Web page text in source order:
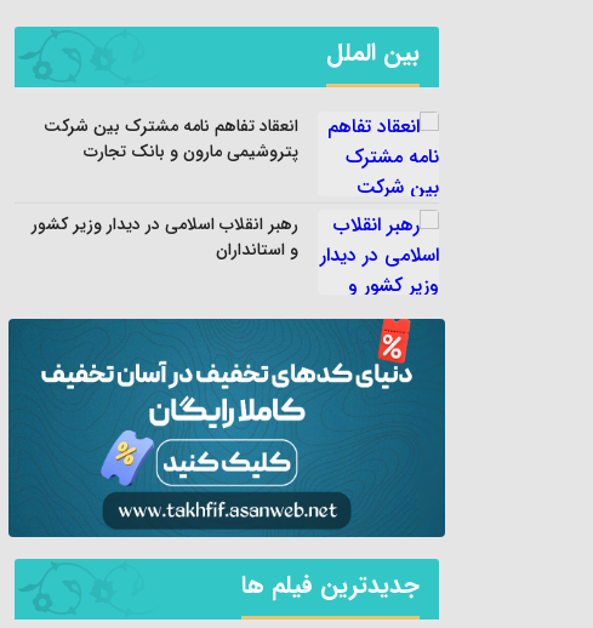
بین الملل
انعقاد تفاهم نامه مشترک بین شرکت
پتروشیمی مارون و بانک تجارت
رهبر انقلاب اسلامی در دیدار وزیر کشور
و استانداران
جديدترين فیلم ها